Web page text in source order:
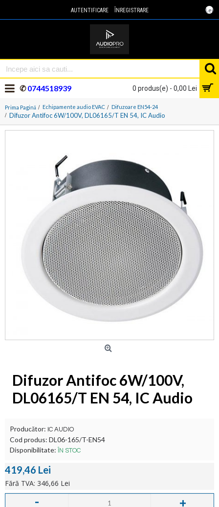
Lei
AUTENTIFICARE ÎNREGISTRARE
0 produs(e) - 0,00 Lei
✆0744518939
Prima Pagină Echipamente audio EVAC Difuzoare EN54-24
Difuzor Antifoc 6W/100V, DL06165/T EN 54, IC Audio
Difuzor Antifoc 6W/100V,
DL06165/T EN 54, IC Audio
Producător: IC AUDIO
Cod produs: DL06-165/T-EN54
Disponibilitate:
ÎN STOC
419,46 Lei
Fără TVA: 346,66 Lei
- +